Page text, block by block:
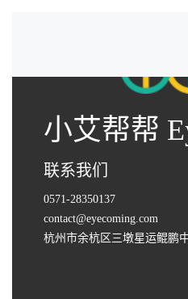
小艾帮帮
联系我们
0571-28350137
contact@eyecoming.com
杭州市余杭区三墩星运鲲鹏